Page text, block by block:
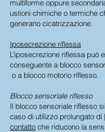
multiforme oppure
ustioni chimiche o termiche
generano cicatrizzazione.
Iposecrezione riflessa
L’iposecrezione riflessa può
conseguente a blocco
o a blocco motorio riflesso.
Blocco sensoriale riflesso
Il blocco sensoriale riflesso
caso di utilizzo prolungato di
contatto che riducono la